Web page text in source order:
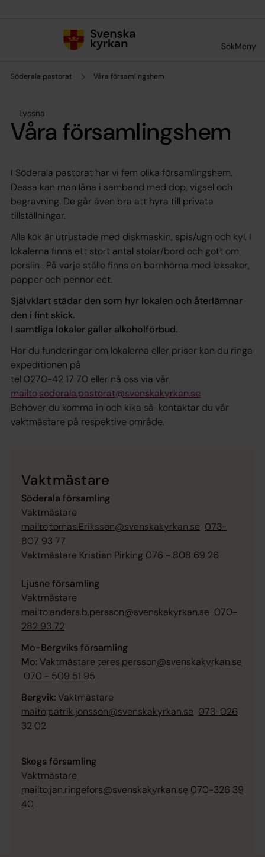
SökMeny
Söderala pastorat Våra församlingshem
Lyssna
Våra församlingshem
I Söderala pastorat har vi fem olika församlingshem.
Dessa kan man låna i samband med dop, vigsel och
begravning. De går även bra att hyra till privata
tillställningar.
Alla kök är utrustade med diskmaskin, spis/ugn och kyl. I
lokalerna finns ett stort antal stolar/bord och gott om
porslin . På varje ställe finns en barnhörna med leksaker,
papper och pennor ect.
Självklart städar den som hyr lokalen och återlämnar
den i fint skick.
I samtliga lokaler gäller alkoholförbud.
Har du funderingar om lokalerna eller priser kan du ringa
expeditionen på
tel 0270-42 17 70 eller nå oss via vår
mailto;soderala.pastorat@svenskakyrkan.se
Behöver du komma in och kika så kontaktar du vår
vaktmästare på respektive område.
Vaktmästare
Söderala församling
Vaktmästare
mailto;tomas.Eriksson@svenskakyrkan.se 073-
807 93 77
Vaktmästare Kristian Pirking 076 - 808 69 26
Ljusne församling
Vaktmästare
mailto;anders.b.persson@svenskakyrkan.se 070-
282 93 72
Mo-Bergviks församling
Mo: Vaktmästare teres.persson@svenskakyrkan.se
070 - 509 51 95
Bergvik: Vaktmästare
maito;patrik.jonsson@svenskakyrkan.se 073-026
32 02
Skogs församling
Vaktmästare
mailto;jan.ringefors@svenskakyrkan.se 070-326 39
40